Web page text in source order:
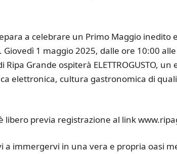
a celebrare un Primo Maggio inedito
Giovedì 1 maggio 2025, dalle ore 10:00
Ripa Grande ospiterà ELETTROGUSTO,
elettronica, cultura gastronomica di
è libero previa registrazione al link
a immergervi in una vera e propria oasi